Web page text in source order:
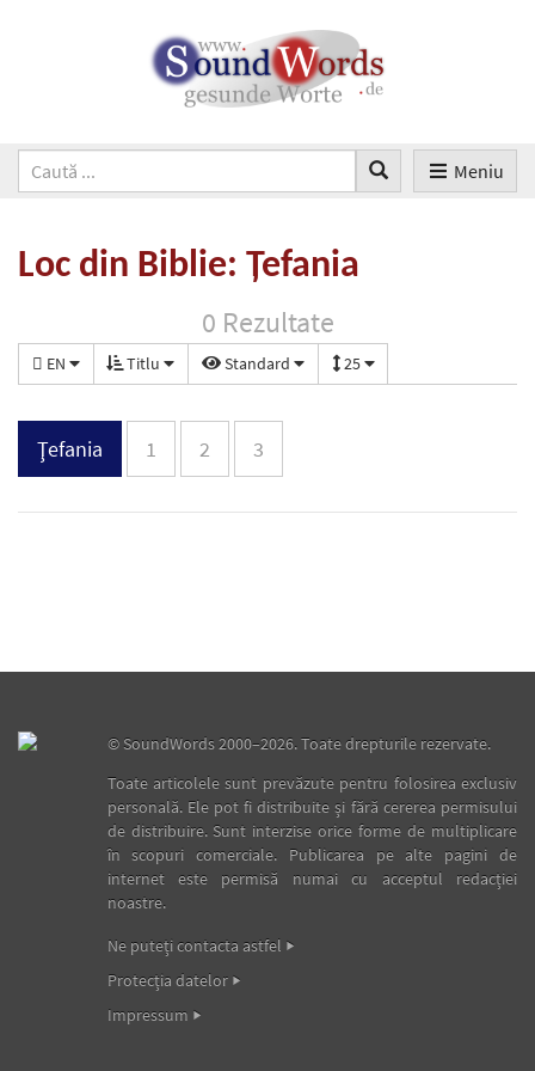
Meniu
Loc din Biblie: Ţefania
0 Rezultate
EN Titlu Standard 25
Ţefania 1 2 3
©SoundWords2000–2026. Toate drepturile rezervate.
Toate articolele sunt prevăzute pentru folosirea exclusiv
personală. Ele pot fi distribuite şi fără cererea permisului
de distribuire. Sunt interzise orice forme de multiplicare
în scopuri comerciale. Publicarea pe alte pagini de
internet este permisă numai cu acceptul redacţiei
noastre.
Ne puteţi contacta astfel
Protecţia datelor
Impressum